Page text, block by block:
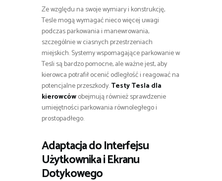
Ze względu na swoje wymiary i konstrukcję,
Tesle mogą wymagać nieco więcej uwagi
podczas parkowania i manewrowania,
szczególnie w ciasnych przestrzeniach
miejskich. Systemy wspomagające parkowanie w
Tesli są bardzo pomocne, ale ważne jest, aby
kierowca potrafił ocenić odległość i reagować na
potencjalne przeszkody.Testy Tesla dla
kierowcówobejmują również sprawdzenie
umiejętności parkowania równoległego i
prostopadłego.
Adaptacja do Interfejsu
Użytkownika i Ekranu
Dotykowego